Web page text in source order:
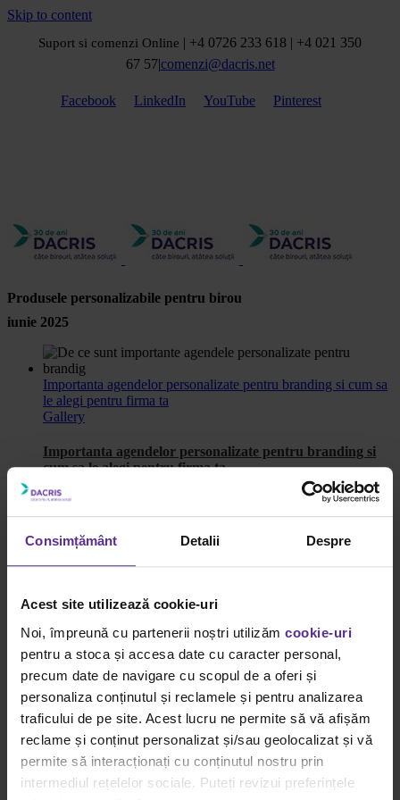
Consimțământ Detalii Despre
Acest site utilizează cookie-uri
Noi, împreună cu partenerii noștri utilizăm cookie-uri
pentru a stoca și accesa date cu caracter personal,
precum date de navigare cu scopul de a oferi și
personaliza conținutul și reclamele și pentru analizarea
traficului de pe site. Acest lucru ne permite să vă afișăm
reclame și conținut personalizat și/sau geolocalizat și vă
permite să interacționați cu conținutul nostru prin
intermediul rețelelor sociale. Puteți revizui preferințele
Skip to content
Suport si comenzi Online | +4 0726 233 618 | +4 021 350
67 57|comenzi@dacris.net
Facebook LinkedIn YouTube Pinterest
Produsele personalizabile pentru birou
iunie 2025
Importanta agendelor personalizate pentru branding si cum sa
le alegi pentru firma ta
Gallery
Importanta agendelor personalizate pentru branding si
cum sa le alegi pentru firma ta
Ghiduri Achiziții Smart
Importanta agendelor personalizate pentru branding si cum sa
le alegi pentru firma ta
Smart
Tags: instrumente de scris de calitate
personalizabile pentru birou,suporturi de birou
Importanța agendelor personalizate pentru branding și cum să le
alegi[...]
Termeni si conditii
Termeni si conditii
Politica de retur